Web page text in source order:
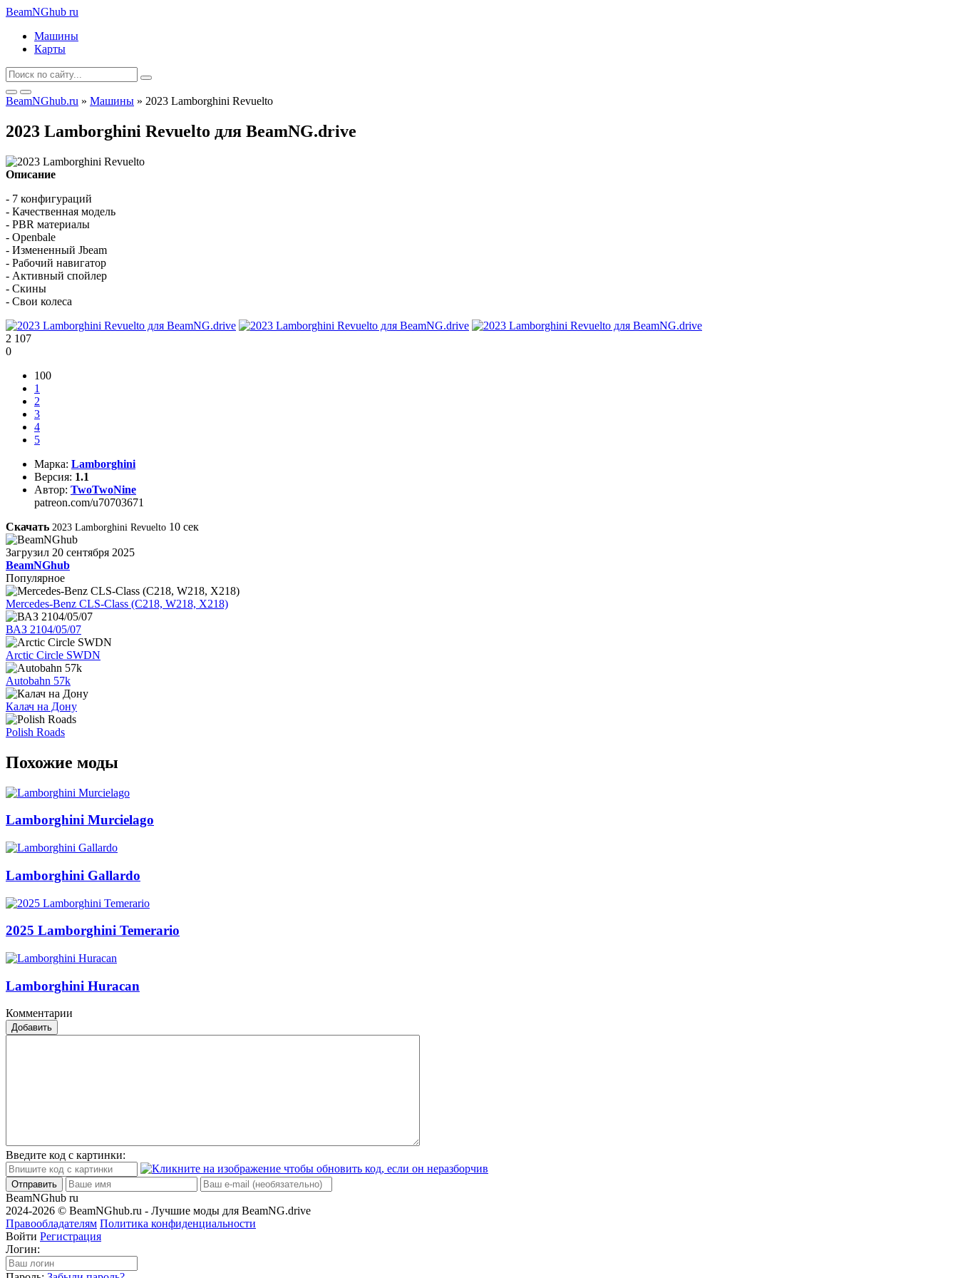
BeamNGhub ru
Машины
Карты
BeamNGhub.ru » Машины » 2023 Lamborghini Revuelto
2023 Lamborghini Revuelto для BeamNG.drive
Описание
- 7 конфигураций
- Качественная модель
- PBR материалы
- Openbale
- Измененный Jbeam
- Рабочий навигатор
- Активный спойлер
- Скины
- Свои колеса
2 107
0
100
1
2
3
4
5
Марка: Lamborghini
Версия: 1.1
Автор: TwoTwoNine
patreon.com/u70703671
Скачать 2023 Lamborghini Revuelto 10 сек
Загрузил 20 сентября 2025
BeamNGhub
Популярное
Mercedes-Benz CLS-Class (C218, W218, X218)
ВАЗ 2104/05/07
Arctic Circle SWDN
Autobahn 57k
Калач на Дону
Polish Roads
Похожие моды
Lamborghini Murcielago
Lamborghini Gallardo
2025 Lamborghini Temerario
Lamborghini Huracan
Комментарии
Добавить
Введите код с картинки:
Отправить
BeamNGhub ru
2024-2026 © BeamNGhub.ru - Лучшие моды для BeamNG.drive
Правообладателям Политика конфиденциальности
Войти Регистрация
Логин: